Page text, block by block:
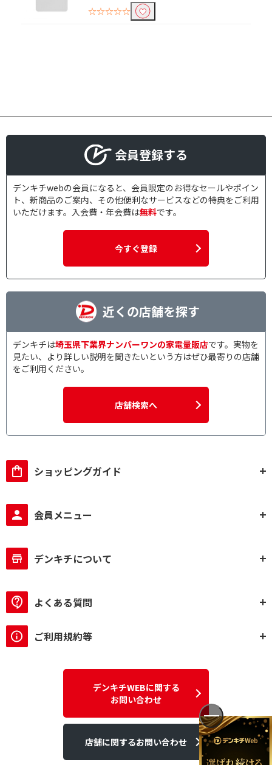
☆☆☆☆☆
会員登録する
デンキチwebの会員になると、会員限定のお得なセールやポイン
ト、新商品のご案内、その他便利なサービスなどの特典をご利用
いただけます。入会費・年会費は無料です。
今すぐ登録
近くの店舗を探す
デンキチは埼玉県下業界ナンバーワンの家電量販店です。実物を
見たい、より詳しい説明を聞きたいという方はぜひ最寄りの店舗
をご利用ください。
店舗検索へ
ショッピングガイド
会員メニュー
デンキチについて
よくある質問
ご利用規約等
デンキチWEBに関する
お問い合わせ
店舗に関するお問い合わせ